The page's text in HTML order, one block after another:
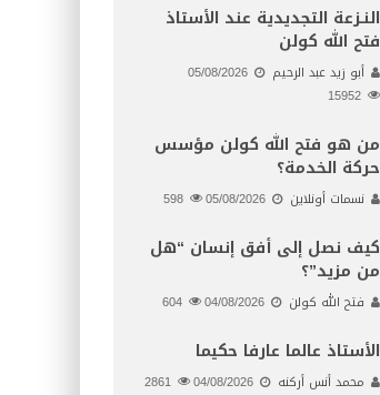
النـزعة التجديدية عند الأستاذ
فتح الله كولن
أبو زيد عبد الرحيم
05/08/2026
من هو فتح الله كولن مؤسس
حركة الخدمة؟
نسمات أونلاين 05/08/2026
كيف نصل إلى أفق إنسان “هل
من مزيد”؟
فتح الله كولن 04/08/2026
الأستاذ عالما عارفا حكيما
محمد أنس أركنه 04/08/2026